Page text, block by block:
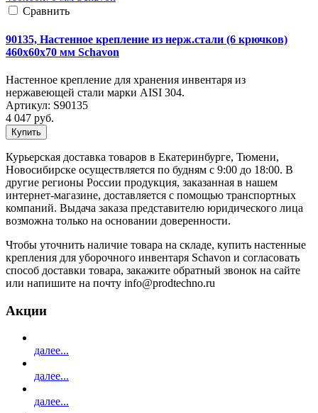
Cравнить
90135, Настенное крепление из нерж.стали (6 крючков)
460х60х70 мм Schavon
Настенное крепление для хранения инвентаря из
нержавеющей стали марки AISI 304.
Артикул: S90135
4 047 руб.
Купить
Курьерская доставка товаров в Екатеринбурге, Тюмени,
Новосибирске осуществляется по будням с 9:00 до 18:00. В
другие регионы России продукция, заказанная в нашем
интернет-магазине, доставляется с помощью транспортных
компаний. Выдача заказа представителю юридического лица
возможна только на основании доверенности.
Чтобы уточнить наличие товара на складе, купить настенные
крепления для уборочного инвентаря Schavon и согласовать
способ доставки товара, закажите обратный звонок на сайте
или напишите на почту info@prodtechno.ru
Акции
далее...
далее...
далее...